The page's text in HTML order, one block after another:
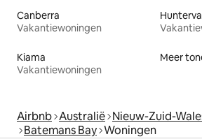
Canberra
Vakantiewoningen
Kiama
Vakantiewoningen
Meer
Airbnb Australië Nieuw-Zuid-
Batemans Bay Woningen